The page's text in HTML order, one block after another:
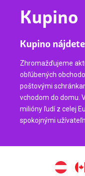
Kupino
Kupino
Zhromažďujeme
obľúbených
poštovými
vchodom do domu.
milióny ľudí z celej
spokojnými